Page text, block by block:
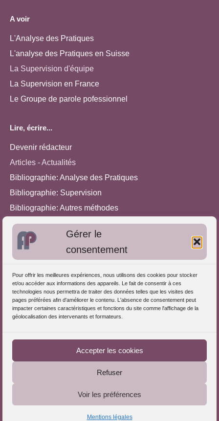
Gérer le
consentement
Pour offrir les meilleures expériences, nous utilisons des cookies pour stocker
et/ou accéder aux informations des appareils. Le fait de consentir à ces
technologies nous permettra de traiter des données telles que les visites des
pages préférées afin d'améliorer le contenu. L'absence de consentement peut
impacter certaines caractéristiques et fonctions du site comme l'affichage de la
géolocalisation des intervenants et formateurs.
Accepter les cookies
Refuser
Voir les préférences
Mentions légales
A voir
L'Analyse des Pratiques
L'analyse des Pratiques en Suisse
La Supervision d'équipe
La Supervision en France
Le Groupe de parole pofessionnel
Lire, écrire...
Devenir rédacteur
Articles - Actualités
Bibliographie: Analyse des Pratiques
Bibliographie: Supervision
Bibliographie: Autres méthodes
Approches de l'Analyse des pratiques
Autres informations
S'inscrire dans l'Annuaire
Publiez vos formations
Charte déontologique
Références d'intervention
Le Portail de l'Analyse des Pratiques © 2025 - Tous droits
Téléchargez le Guide